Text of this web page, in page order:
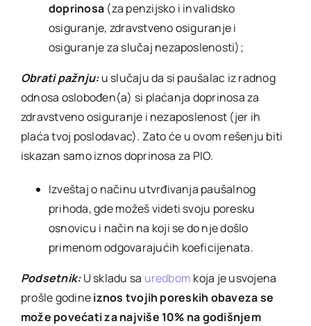
doprinosa (za penzijsko i invalidsko
osiguranje, zdravstveno osiguranje i
osiguranje za slučaj nezaposlenosti);
Obrati pažnju:u slučaju da si paušalac iz radnog
odnosa oslobođen(a) si plaćanja doprinosa za
zdravstveno osiguranje i nezaposlenost (jer ih
plaća tvoj poslodavac). Zato će u ovom rešenju biti
iskazan samo iznos doprinosa za PIO.
Izveštaj o načinu utvrđivanja paušalnog
prihoda, gde možeš videti svoju poresku
osnovicu i način na koji se do nje došlo
primenom odgovarajućih koeficijenata.
Podsetnik:U skladu sa uredbom koja je usvojena
prošle godineiznos tvojih poreskih obaveza se
može povećati za najviše 10% na godišnjem